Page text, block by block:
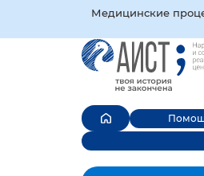
Медицинские